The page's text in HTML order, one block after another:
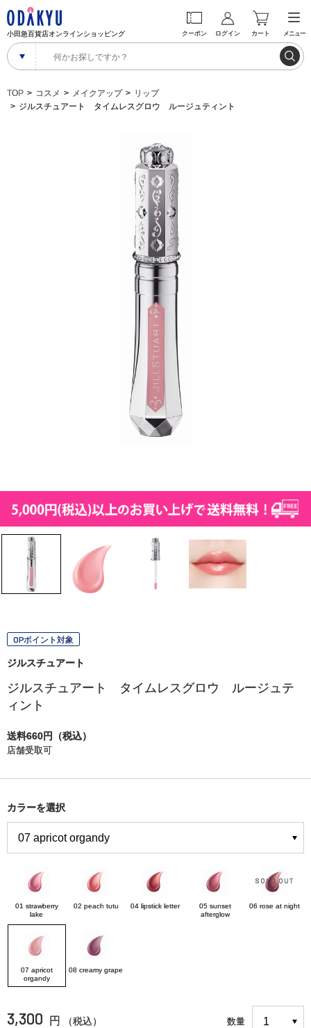
小田急百貨店オンラインショッピング クーポン ログイン カート メニュー
TOP コスメ メイクアップ
リップ
ジルスチュアート タイムレスグロウ ルージュティント
OPポイント対象
ジルスチュアート
ジルスチュアート タイムレスグロウ ルージュテ
ィント
送料660円（税込）
店舗受取可
カラーを選択
01 strawberry
lake
02 peach tutu 04 lipstick letter
05 sunset
afterglow
06 rose at night
07 apricot
organdy
08 creamy grape
3,300 円 （税込） 数量